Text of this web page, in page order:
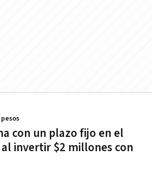
con un plazo fijo en el
al invertir $2 millones con